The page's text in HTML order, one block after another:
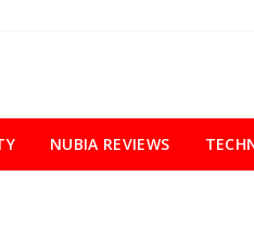
NUBIA REVIEWS